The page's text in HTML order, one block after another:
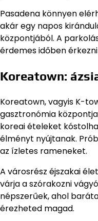
Pasadena könnyen
akár egy napos
központjából. A
érdemes időben
Koreatown:
Koreatown, vagyis K-
gasztronómia
koreai ételeket
élményt nyújtanak.
az ízletes rameneket.
A városrész éjszakai
várja a szórakozni
népszerűek, ahol
érezheted magad.